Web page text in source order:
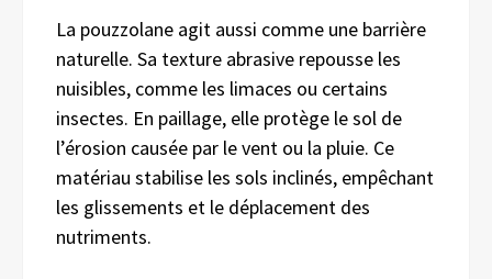
La pouzzolane agit aussi comme une barrière
naturelle. Sa texture abrasive repousse les
nuisibles, comme les limaces ou certains
insectes. En paillage, elle protège le sol de
l’érosion causée par le vent ou la pluie. Ce
matériau stabilise les sols inclinés, empêchant
les glissements et le déplacement des
nutriments.